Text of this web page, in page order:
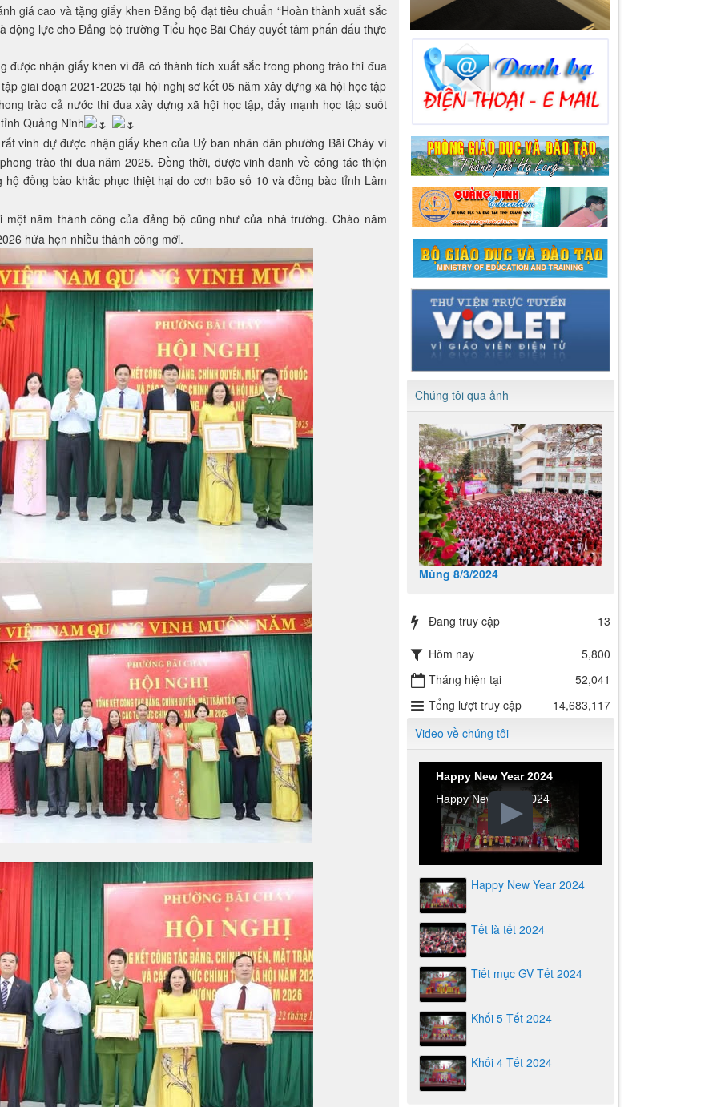
giá cao và tặng giấy khen Đảng bộ đạt tiêu chuẩn “Hoàn thành xuất sắc
động lực cho Đảng bộ trường Tiểu học Bãi Cháy quyết tâm phấn đấu thực
được nhận giấy khen vì đã có thành tích xuất sắc trong phong trào thi đua
giai đoạn 2021-2025 tại hội nghị sơ kết 05 năm xây dựng xã hội học tập
trào cả nước thi đua xây dựng xã hội học tập, đẩy mạnh học tập suốt
Quảng Ninh
vinh dự được nhận giấy khen của Uỷ ban nhân dân phường Bãi Cháy vì
trào thi đua năm 2025. Đồng thời, được vinh danh về công tác thiện
đồng bào khắc phục thiệt hại do cơn bão số 10 và đồng bào tỉnh Lâm
năm thành công của đảng bộ cũng như của nhà trường. Chào năm
hứa hẹn nhiều thành công mới.
Chúng tôi qua ảnh
Mùng 8/3/2024
Đang truy cập 13
Hôm nay
5,800
Tháng hiện tại
52,041
Tổng lượt truy cập
14,683,117
Video về chúng tôi
Happy New Year 2024
Happy New Year 2024
Happy New Year 2024
Tết là tết 2024
Tiết mục GV Tết 2024
Khối 5 Tết 2024
Khối 4 Tết 2024